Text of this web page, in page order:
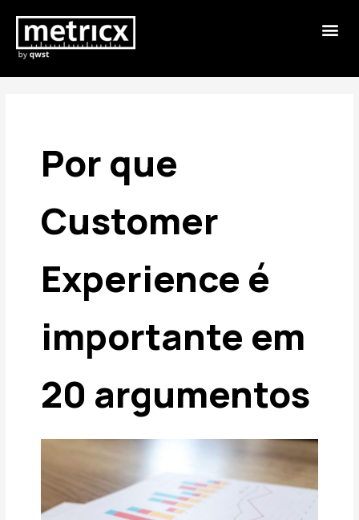
Por que
Customer
Experience é
importante em
20 argumentos